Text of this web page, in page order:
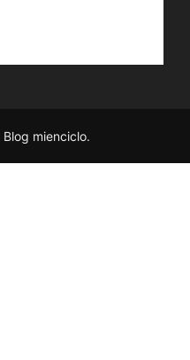
Blog mienciclo.